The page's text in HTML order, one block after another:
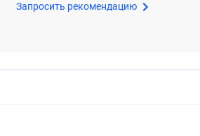
Запросить рекомендацию